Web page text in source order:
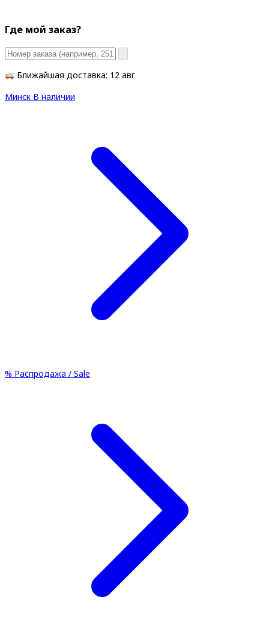
Где мой заказ?
Ближайшая доставка: 12 авг
Минск В наличии
% Распродажа / Sale